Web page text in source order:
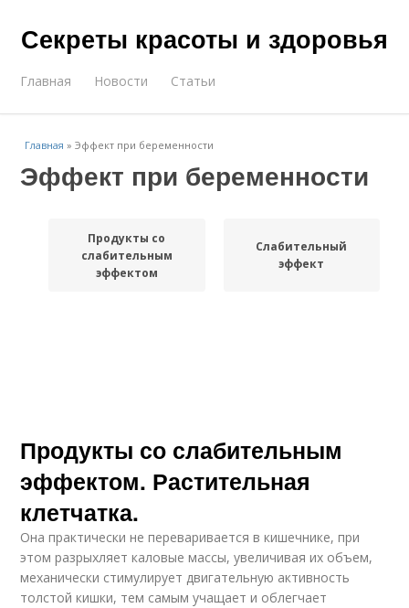
Секреты красоты и здоровья
Главная Новости Статьи
Главная »Эффект при беременности
Эффект при беременности
Продукты со
слабительным
эффектом
Слабительный
эффект
Продукты со слабительным
эффектом. Растительная
клетчатка.
Она практически не переваривается в кишечнике, при
этом разрыхляет каловые массы, увеличивая их объем,
механически стимулирует двигательную активность
толстой кишки, тем самым учащает и облегчает